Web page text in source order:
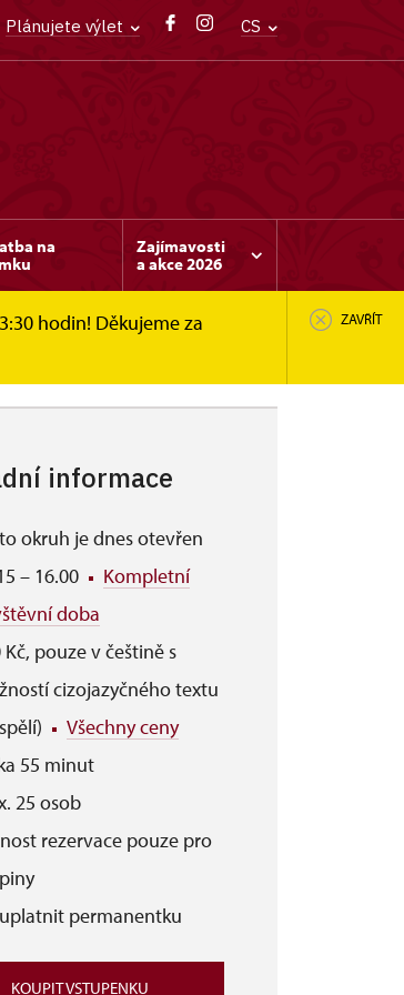
Plánujete výlet CS
na
Zajímavosti
a akce 2026
hodin! Děkujeme za
ZAVŘÍT
informace
okruh je dnes otevřen
– 16.00
Kompletní
doba
Kč, pouze v češtině s
cizojazyčného textu
Všechny ceny
55 minut
25 osob
rezervace pouze pro
permanentku
KOUPIT VSTUPENKU